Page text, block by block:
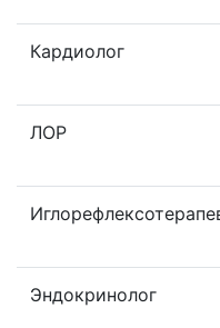
Кардиолог
ЛОР
Эндокринолог